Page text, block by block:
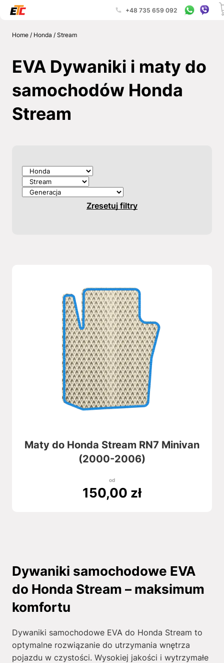
+48 735 659 092
Home/ Honda / Stream
EVA Dywaniki i maty do
samochodów Honda
Stream
Zresetuj filtry
Maty do Honda Stream RN7 Minivan
(2000-2006)
od
150,00 zł
Dywaniki samochodowe EVA
do Honda Stream – maksimum
komfortu
Dywaniki samochodowe EVA do Honda Stream to
optymalne rozwiązanie do utrzymania wnętrza
pojazdu w czystości. Wysokiej jakości i wytrzymałe